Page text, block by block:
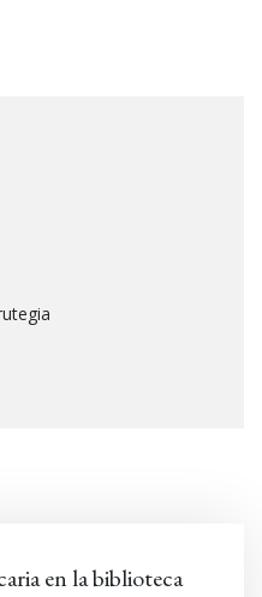
en la biblioteca